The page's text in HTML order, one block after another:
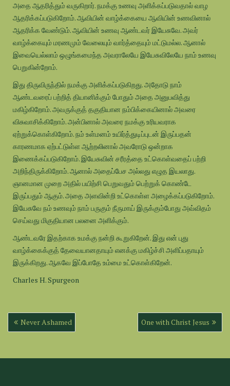
அதை ஆதரித்தும் வருகிறார். நமக்கு உணவு அளிக்கப்படுவதால் வாழ
ஆதரிக்கப்படுகிறோம். ஆவியின் வாழ்க்கையை ஆவியின் உணவினால்
ஆதரிக்க வேண்டும். ஆவியின் உணவு ஆண்டவர் இயேசுவே. அவர்
வாழ்க்கையும் மரணமும் வேலையும் வார்த்தையும் மட்டுமல்ல. ஆனால்
இவையெல்லாம் ஒழுங்கமைந்த அவராலேயே இயேசுவிலேயே நாம் உணவு
பெறுகின்றோம்.
இது திருவிருந்தில் நமக்கு அளிக்கப்படுகிறது. அதோடு நாம்
ஆண்டவரைப் பற்றித் தியானிக்கும் போதும் அதை அனுபவித்து
மகிழ்கிறோம். அவருக்குத் தகுதியான நம்பிக்கையினால் அவரை
விசுவாசிக்கிறோம். அன்பினால் அவரை நமக்கு உரியவராக
ஏற்றுக்கொள்கிறோம். நம் உள்மனம் உயிர்த்துடிப்புடன் இருப்பதன்
காரணமாக ஏற்பட்டுள்ள ஆற்றலினால் அவரோடு ஒன்றாக
இணைக்கப்படுகிறோம். இயேசுவின் சரீரத்தை உட்கொள்வதைப் பற்றி
அறிந்திருக்கிறோம். ஆனால் அதைப்பேச அல்லது எழுத இயலாது.
ஞானமான முறை அதில் பயிற்சி பெறுவதும் பெற்றுக் கொண்டே
இருப்பதும் ஆகும். அதை அளவின்றி உட்கொள்ள அழைக்கப்படுகிறோம்.
இயேசுவே நம் உணவும் நாம் பருகும் நீருமாய் இருக்கும்போது அவ்விதம்
செய்வது மிகுதியான பலனை அளிக்கும்.
ஆண்டவரே இதற்காக உமக்கு நன்றி கூறுகிறேன். இது என் புது
வாழ்க்கைக்குத் தேவையானதாயும் எனக்கு மகிழ்ச்சி அளிப்பதாயும்
இருக்கிறது. ஆகவே இப்போதே உம்மை உட்கொள்கிறேன்.
Charles H. Spurgeon
Post
navigation
Never Ashamed One with Christ Jesus